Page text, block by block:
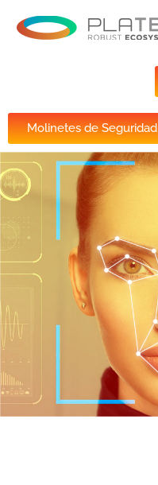
Saltar
Molinetes de Seguridad